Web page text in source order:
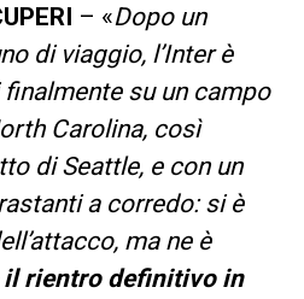
– «Dopo un
di viaggio, l’Inter è
su un campo
Carolina, così
di Seattle, e con un
a corredo: si è
ma ne è
il rientro definitivo in